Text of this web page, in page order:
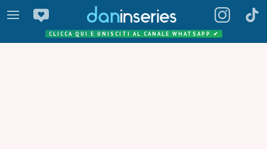
CLICCA QUI E UNISCITI AL CANALE WHATSAPP ✔